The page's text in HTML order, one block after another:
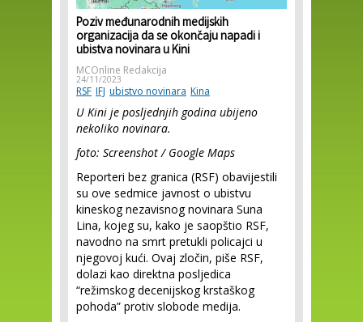
Poziv međunarodnih medijskih
organizacija da se okončaju napadi i
ubistva novinara u Kini
MCOnline Redakcija
24/11/2023
RSF IFJ ubistvo novinara Kina
U Kini je posljednjih godina ubijeno
nekoliko novinara.
foto: Screenshot / Google Maps
Reporteri bez granica (RSF) obavijestili
su ove sedmice javnost o ubistvu
kineskog nezavisnog novinara Suna
Lina, kojeg su, kako je saopštio RSF,
navodno na smrt pretukli policajci u
njegovoj kući. Ovaj zločin, piše RSF,
dolazi kao direktna posljedica
“režimskog decenijskog krstaškog
pohoda” protiv slobode medija.